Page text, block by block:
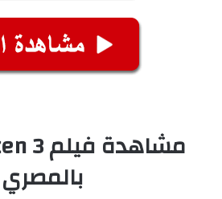
بالمصري